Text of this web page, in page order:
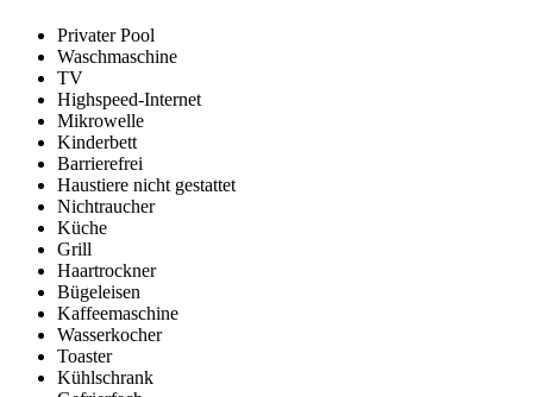
Privater Pool
Waschmaschine
TV
Highspeed-Internet
Mikrowelle
Kinderbett
Barrierefrei
Haustiere nicht gestattet
Nichtraucher
Küche
Grill
Haartrockner
Bügeleisen
Kaffeemaschine
Wasserkocher
Toaster
Kühlschrank